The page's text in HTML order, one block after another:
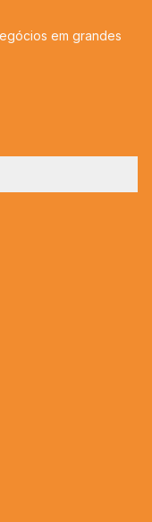
em grandes